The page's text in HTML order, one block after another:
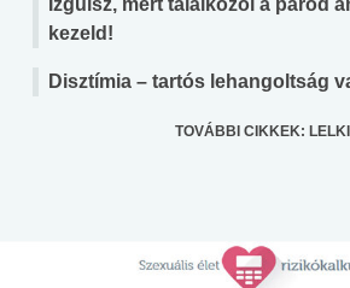
Izgulsz, mert találkozol a párod
kezeld!
Disztímia – tartós lehangoltság
TOVÁBBI CIKKEK: